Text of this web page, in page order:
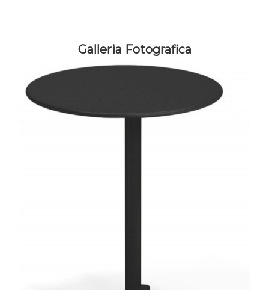
Galleria Fotografica